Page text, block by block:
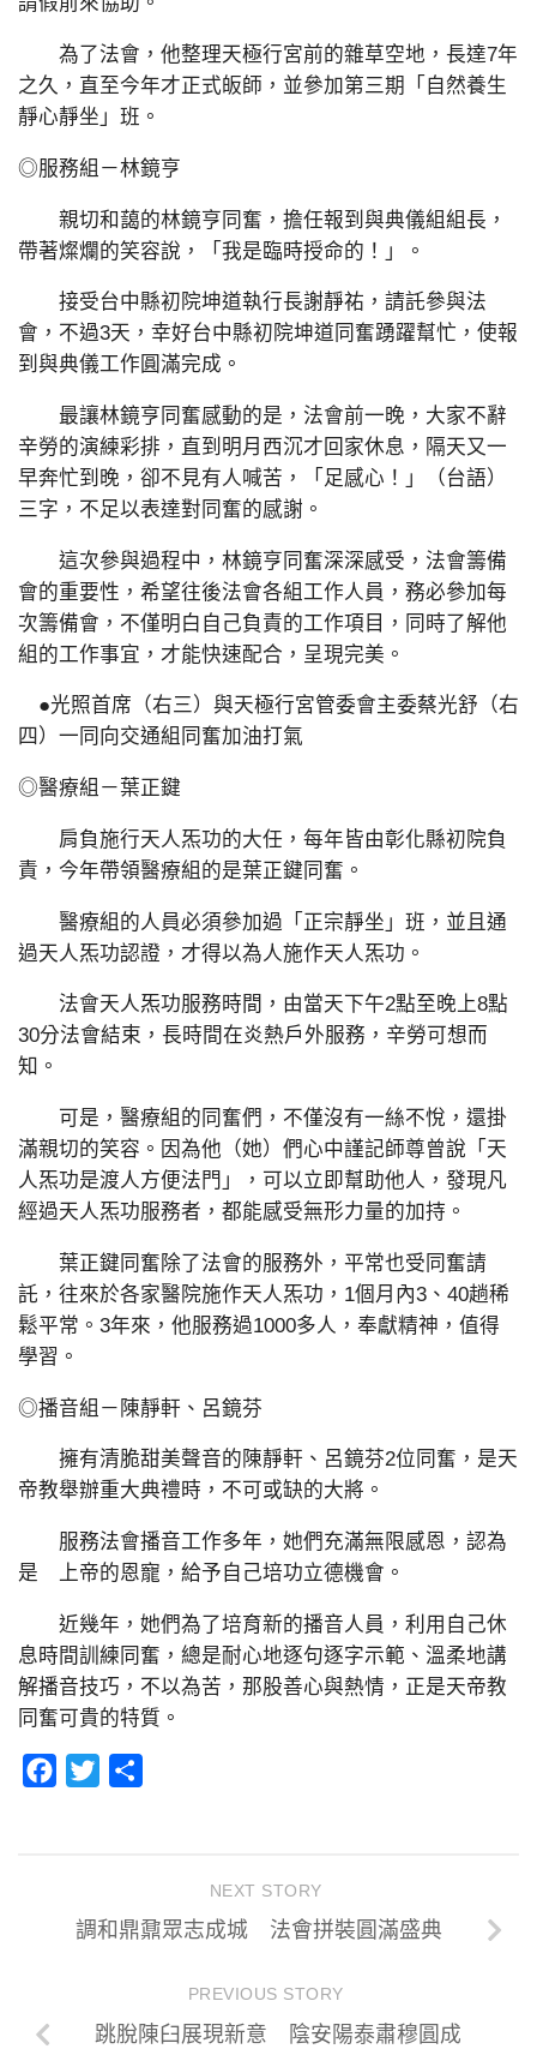
為了法會，他整理天極行宮前的雜草空地，長達7年
之久，直至今年才正式皈師，並參加第三期「自然養生
靜心靜坐」班。
◎服務組－林鏡亨
親切和藹的林鏡亨同奮，擔任報到與典儀組組長，
帶著燦爛的笑容說，「我是臨時授命的！」。
接受台中縣初院坤道執行長謝靜祐，請託參與法
會，不過3天，幸好台中縣初院坤道同奮踴躍幫忙，使報
到與典儀工作圓滿完成。
最讓林鏡亨同奮感動的是，法會前一晚，大家不辭
辛勞的演練彩排，直到明月西沉才回家休息，隔天又一
早奔忙到晚，卻不見有人喊苦，「足感心！」（台語）
三字，不足以表達對同奮的感謝。
這次參與過程中，林鏡亨同奮深深感受，法會籌備
會的重要性，希望往後法會各組工作人員，務必參加每
次籌備會，不僅明白自己負責的工作項目，同時了解他
組的工作事宜，才能快速配合，呈現完美。
●光照首席（右三）與天極行宮管委會主委蔡光舒（右
四）一同向交通組同奮加油打氣
◎醫療組－葉正鍵
肩負施行天人炁功的大任，每年皆由彰化縣初院負
責，今年帶領醫療組的是葉正鍵同奮。
醫療組的人員必須參加過「正宗靜坐」班，並且通
過天人炁功認證，才得以為人施作天人炁功。
法會天人炁功服務時間，由當天下午2點至晚上8點
30分法會結束，長時間在炎熱戶外服務，辛勞可想而
知。
可是，醫療組的同奮們，不僅沒有一絲不悅，還掛
滿親切的笑容。因為他（她）們心中謹記師尊曾說「天
人炁功是渡人方便法門」，可以立即幫助他人，發現凡
經過天人炁功服務者，都能感受無形力量的加持。
葉正鍵同奮除了法會的服務外，平常也受同奮請
託，往來於各家醫院施作天人炁功，1個月內3、40趟稀
鬆平常。3年來，他服務過1000多人，奉獻精神，值得
學習。
◎播音組－陳靜軒、呂鏡芬
擁有清脆甜美聲音的陳靜軒、呂鏡芬2位同奮，是天
帝教舉辦重大典禮時，不可或缺的大將。
服務法會播音工作多年，她們充滿無限感恩，認為
是 上帝的恩寵，給予自己培功立德機會。
近幾年，她們為了培育新的播音人員，利用自己休
息時間訓練同奮，總是耐心地逐句逐字示範、溫柔地講
解播音技巧，不以為苦，那股善心與熱情，正是天帝教
同奮可貴的特質。
Facebook
Twitter
NEXT STORY
調和鼎鼐眾志成城 法會拼裝圓滿盛典
PREVIOUS STORY
跳脫陳臼展現新意 陰安陽泰肅穆圓成